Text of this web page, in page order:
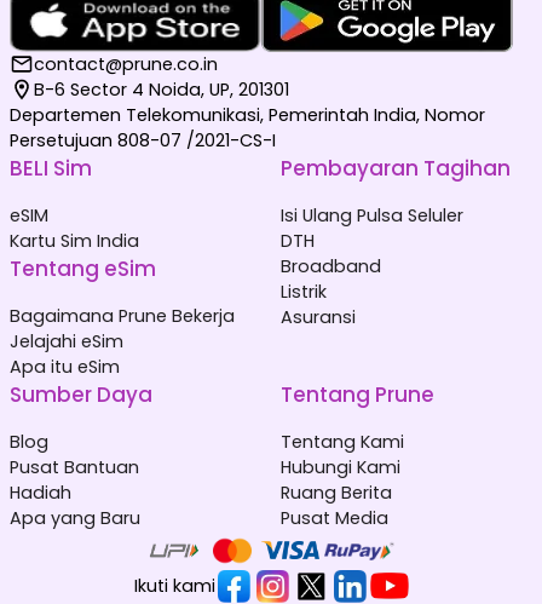
contact@prune.co.in
B-6 Sector 4 Noida, UP, 201301
Departemen Telekomunikasi, Pemerintah India, Nomor
Persetujuan 808-07 /2021-CS-I
BELI Sim
eSIM
Kartu Sim India
Tentang eSim
Bagaimana Prune Bekerja
Jelajahi eSim
Apa itu eSim
Pembayaran Tagihan
Isi Ulang Pulsa Seluler
DTH
Broadband
Listrik
Asuransi
Sumber Daya
Blog
Pusat Bantuan
Hadiah
Apa yang Baru
Tentang Prune
Tentang Kami
Hubungi Kami
Ruang Berita
Pusat Media
Ikuti kami